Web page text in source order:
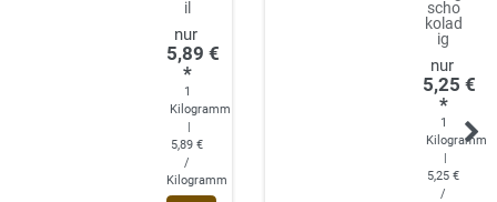
il
5,89 €
*
1
Kilogramm
|
5,89 €
/
Kilogramm
scho
kolad
ig
5,25 €
*
1
Kilogramm
|
5,25 €
/